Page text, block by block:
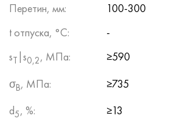
Перетин, мм:
100-300
t отпуска, °C:
-
sТ |s0,2, МПа:
≥590
σB, МПа:
≥735
d5, %:
≥13